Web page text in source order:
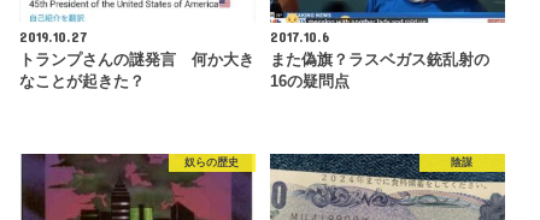
2019.10.27
トランプさんの謎発言 何か大き
なことが起きた？
2017.10.6
また偽旗？ラスベガス銃乱射の
16の疑問点
奴らの歴史 陰謀